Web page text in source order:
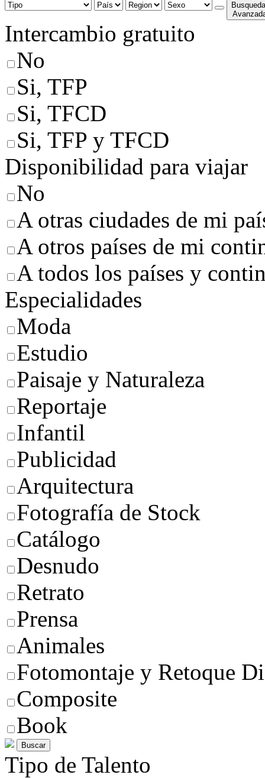
Intercambio gratuito
No
Si, TFP
Si, TFCD
Si, TFP y TFCD
Disponibilidad para viajar
No
A otras ciudades de mi
A otros países de mi
A todos los países y
Especialidades
Moda
Estudio
Paisaje y Naturaleza
Reportaje
Infantil
Publicidad
Arquitectura
Fotografía de Stock
Catálogo
Desnudo
Retrato
Prensa
Animales
Fotomontaje y Retoque
Composite
Book
Buscar
Tipo de Talento